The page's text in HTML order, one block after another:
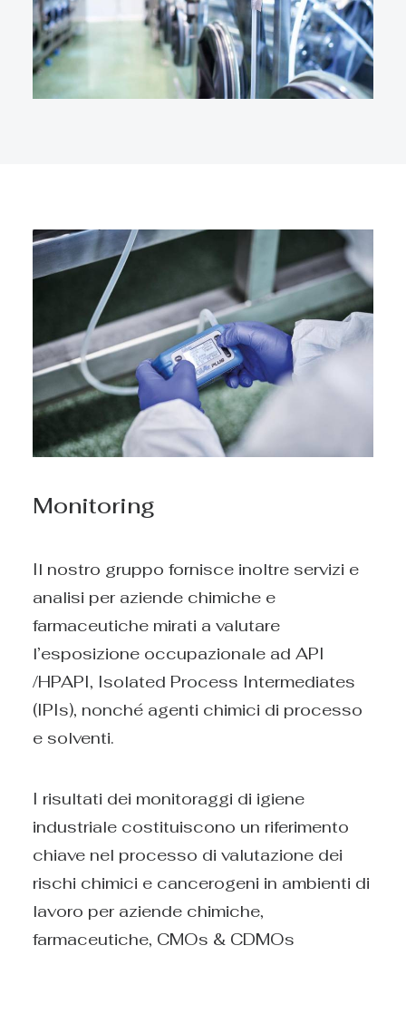
Monitoring
Il nostro gruppo fornisce inoltre servizi e
analisi per aziende chimiche e
farmaceutiche mirati a valutare
l’esposizione occupazionale ad API
/HPAPI, Isolated Process Intermediates
(IPIs), nonché agenti chimici di processo
e solventi.
I risultati dei monitoraggi di igiene
industriale costituiscono un riferimento
chiave nel processo di valutazione dei
rischi chimici e cancerogeni in ambienti di
lavoro per aziende chimiche,
farmaceutiche, CMOs & CDMOs